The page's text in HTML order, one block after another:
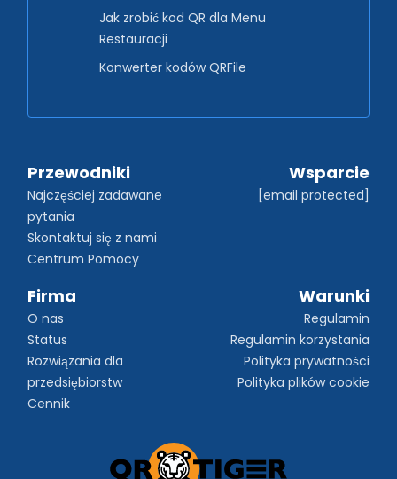
Jak zrobić kod QR dla Menu
Restauracji
Konwerter kodów QRFile
Przewodniki
Najczęściej zadawane
pytania
Skontaktuj się z nami
Centrum Pomocy
Wsparcie
[email protected]
Firma
O nas
Status
Rozwiązania dla
przedsiębiorstw
Cennik
Warunki
Regulamin
Regulamin korzystania
Polityka prywatności
Polityka plików cookie